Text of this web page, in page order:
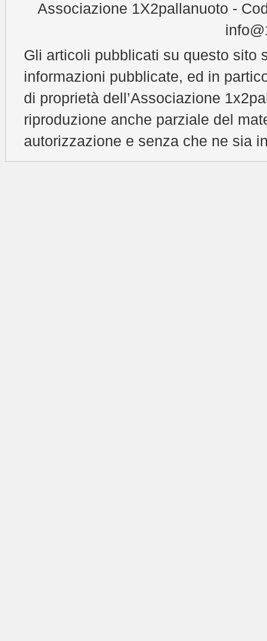
Associazione 1X2pallanuoto -
Gli articoli pubblicati su questo sito
informazioni pubblicate, ed in
di proprietà dell’Associazione
riproduzione anche parziale del
autorizzazione e senza che ne sia